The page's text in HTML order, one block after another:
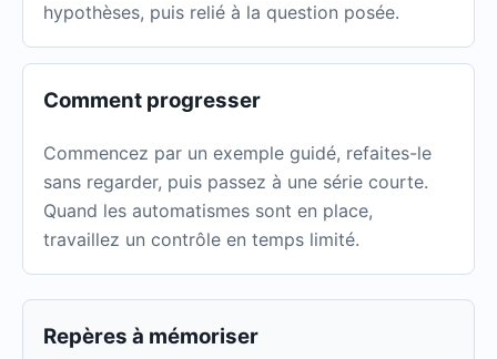
hypothèses, puis relié à la question posée.
Comment progresser
Commencez par un exemple guidé, refaites-le
sans regarder, puis passez à une série courte.
Quand les automatismes sont en place,
travaillez un contrôle en temps limité.
Repères à mémoriser